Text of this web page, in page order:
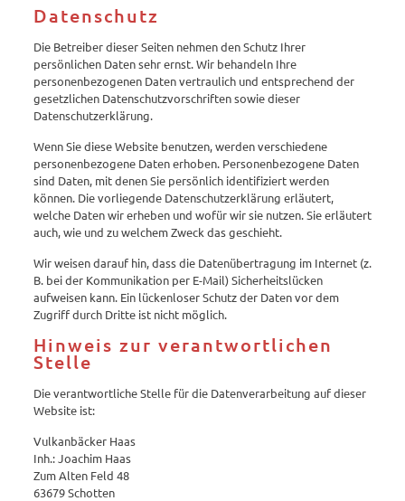
Datenschutz
Die Betreiber dieser Seiten nehmen den Schutz Ihrer
persönlichen Daten sehr ernst. Wir behandeln Ihre
personenbezogenen Daten vertraulich und entsprechend der
gesetzlichen Datenschutzvorschriften sowie dieser
Datenschutzerklärung.
Wenn Sie diese Website benutzen, werden verschiedene
personenbezogene Daten erhoben. Personenbezogene Daten
sind Daten, mit denen Sie persönlich identifiziert werden
können. Die vorliegende Datenschutzerklärung erläutert,
welche Daten wir erheben und wofür wir sie nutzen. Sie erläutert
auch, wie und zu welchem Zweck das geschieht.
Wir weisen darauf hin, dass die Datenübertragung im Internet (z.
B. bei der Kommunikation per E-Mail) Sicherheitslücken
aufweisen kann. Ein lückenloser Schutz der Daten vor dem
Zugriff durch Dritte ist nicht möglich.
Hinweis zur verantwortlichen
Stelle
Die verantwortliche Stelle für die Datenverarbeitung auf dieser
Website ist:
Vulkanbäcker Haas
Inh.: Joachim Haas
Zum Alten Feld 48
63679 Schotten